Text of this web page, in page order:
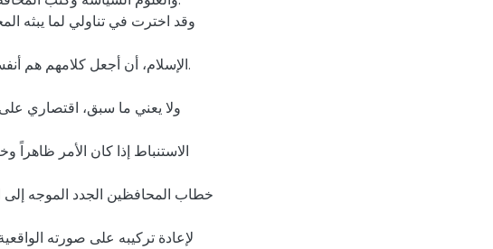
وقد اخترت في تناولي لما يبثه
الإسلام، أن أجعل كلامهم هم
ولا يعني ما سبق، اقتصاري
الاستنباط إذا كان الأمر ظاهراً
خطاب المحافظين الجدد الموجه إلى
لإعادة تركيبه على صورته